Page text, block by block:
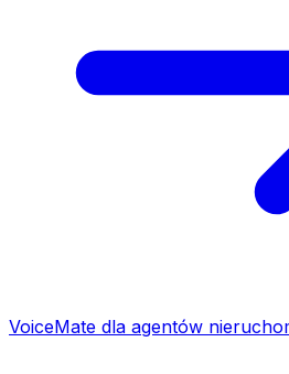
VoiceMate dla agentów